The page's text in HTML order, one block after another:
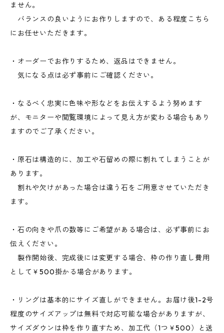
ません。
バランスの良いようにお作りしますので、ある程度こちら
にお任せいただきます。
・オーダーでお作りするため、返品はできません。
気になる点は必ず事前にご確認ください。
・なるべく忠実に色味や形などをお伝えするよう努めます
が、モニターや閲覧環境によって見え方が変わる場合もあり
ますのでご了承ください。
・原石は構造的に、加工や石留めの際に割れてしまうことが
あります。
割れや欠けがあった場合は違う石をご用意させていただき
ます。
・石の向きや爪の数等にご希望がある場合は、必ず事前にお
伝えください。
製作開始後、完成後には変更する場合、枠の作り直し費用
として￥500掛かる場合があります。
・リングは基本的にサイズ直しができません。お届け後1-2号
程度のサイズアップは無料で対応可能な場合がありますが、
サイズダウンは枠を作り直すため、加工代（1つ￥500）と送